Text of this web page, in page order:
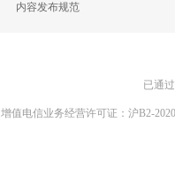
内容发布规范
已通
增值电信业务经营许可证：沪B2-